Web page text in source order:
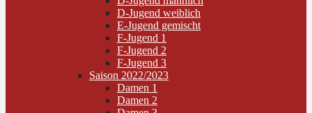
D-Jugend weiblich
E-Jugend gemischt
F-Jugend 1
F-Jugend 2
F-Jugend 3
Saison 2022/2023
Damen 1
Damen 2